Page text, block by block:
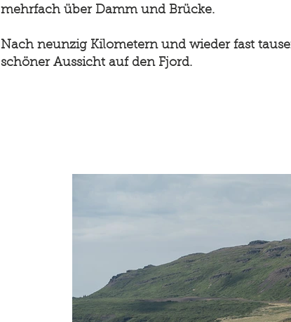
mehrfach über Damm und Brücke.
Nach neunzig Kilometern und wieder fast
schöner Aussicht auf den Fjord.